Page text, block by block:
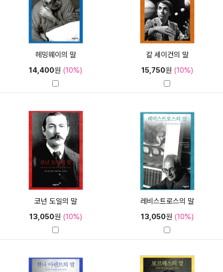
헤밍웨이의 말
14,400원 (10%)
칼 세이건의 말
15,750원 (10%)
코넌 도일의 말
13,050원 (10%)
레비스트로스의 말
13,050원 (10%)